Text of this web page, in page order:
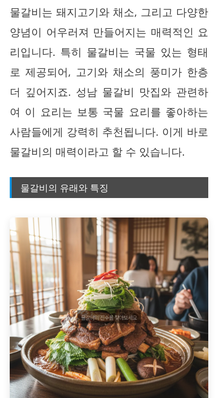
물갈비는 돼지고기와 채소, 그리고 다양한
양념이 어우러져 만들어지는 매력적인 요
리입니다. 특히 물갈비는 국물 있는 형태
로 제공되어, 고기와 채소의 풍미가 한층
더 깊어지죠. 성남 물갈비 맛집와 관련하
여 이 요리는 보통 국물 요리를 좋아하는
사람들에게 강력히 추천됩니다. 이게 바로
물갈비의 매력이라고 할 수 있습니다.
물갈비의 유래와 특징